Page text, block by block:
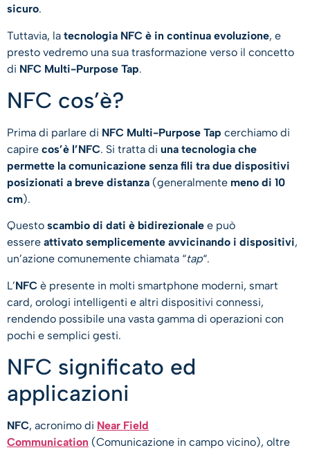
sicuro.
Tuttavia, la tecnologia NFC è in continua evoluzione, e
presto vedremo una sua trasformazione verso il concetto
di NFC Multi-Purpose Tap.
NFC cos’è?
Prima di parlare di NFC Multi-Purpose Tap cerchiamo di
capire cos’è l’NFC. Si tratta di una tecnologia che
permette la comunicazione senza fili tra due dispositivi
posizionati a breve distanza (generalmente meno di 10
cm).
Questo scambio di dati è bidirezionale e può
essere attivato semplicemente avvicinando i dispositivi,
un’azione comunemente chiamata “tap“.
L’NFC è presente in molti smartphone moderni, smart
card, orologi intelligenti e altri dispositivi connessi,
rendendo possibile una vasta gamma di operazioni con
pochi e semplici gesti.
NFC significato ed
applicazioni
NFC, acronimo di Near Field
Communication (Comunicazione in campo vicino), oltre